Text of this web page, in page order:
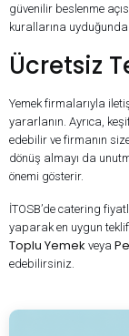
güvenilir beslenme
kurallarına
Ücretsiz
Yemek firmalarıyla
yararlanın. Ayrıca,
edebilir ve firmanın
dönüş almayı da
önemi gösterir.
İTOSB’de catering
yaparak en uygun
Toplu Yemek veya
edebilirsiniz.